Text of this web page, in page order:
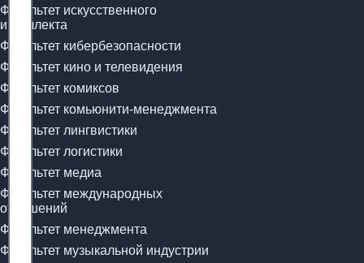
Факультет искусственного
интеллекта
Факультет кибербезопасности
Факультет кино и телевидения
Факультет комиксов
Факультет комьюнити-менеджмента
Факультет лингвистики
Факультет логистики
Факультет медиа
Факультет международных
отношений
Факультет менеджмента
Факультет музыкальной индустрии